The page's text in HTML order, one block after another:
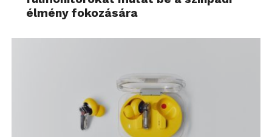
élmény fokozására